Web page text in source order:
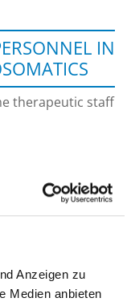
Anzeigen zu
Medien anbieten
IN
therapeutic staff
IN
EXPLANATION